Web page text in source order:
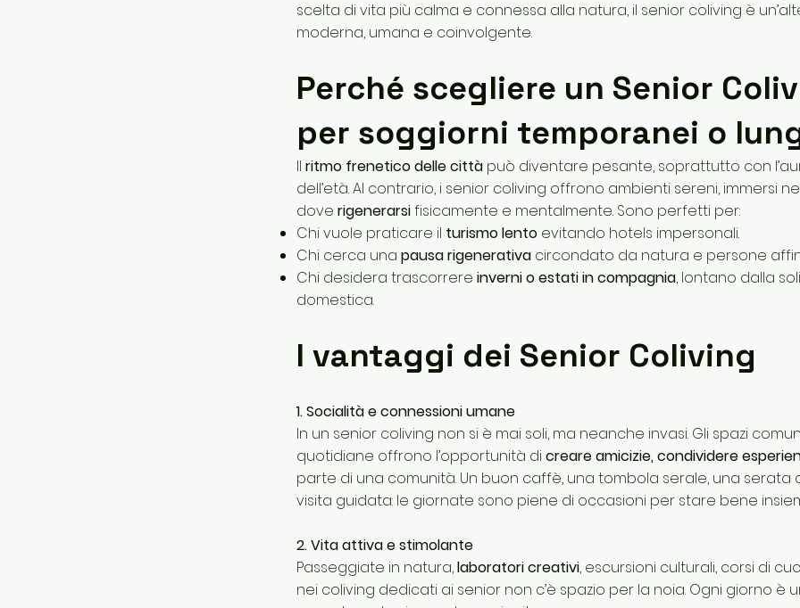
scelta di vita più calma e connessa alla natura, il senior coliving è
moderna, umana e coinvolgente.
Perché scegliere un Senior
per soggiorni temporanei o
Il ritmo frenetico delle città può diventare pesante, soprattutto con
dell’età. Al contrario, i senior coliving offrono ambienti sereni, immersi
dove rigenerarsifisicamente e mentalmente. Sono perfetti per:
Chi vuole praticare il turismo lento evitando hotels impersonali.
Chi cerca una pausa rigenerativa circondato da natura e persone
Chi desidera trascorrere inverni o estati in compagnia, lontano dalla
domestica.
I vantaggi dei Senior Coliving
1. Socialità e connessioni umane
In un senior coliving non si è mai soli, ma neanche invasi. Gli spazi
quotidiane offrono l’opportunità dicreare amicizie, condividere
parte di una comunità. Un buon caffè, una tombola serale, una serata
visita guidata: le giornate sono piene di occasioni per stare bene
2. Vita attiva e stimolante
Passeggiate in natura,laboratori creativi, escursioni culturali, corsi di
nei coliving dedicati ai senior non c’è spazio per la noia. Ogni giorno è